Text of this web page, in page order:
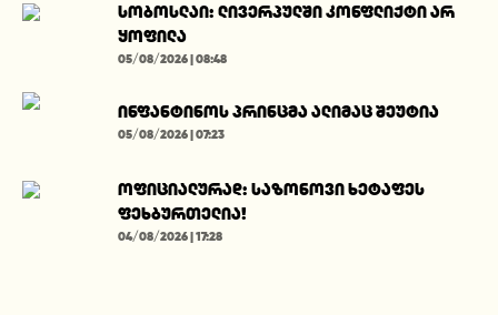
სობოსლაი: ლივერპულში კონფლიქტი არ
ყოფილა
05/08/2026 | 08:48
ინფანტინოს პრინცმა ალიმაც შეუტია
05/08/2026 | 07:23
ოფიციალურად: საზონოვი ხეტაფეს
ფეხბურთელია!
04/08/2026 | 17:28